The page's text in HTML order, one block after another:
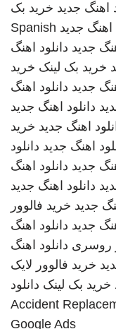
اهنگ جدید خرید بک
اهنگ جدید Spanish
جدید دانلود اهنگ
خرید بک لینک خرید
جدید دانلود اهنگ
دانلود اهنگ جدید
اهنگ جدید خرید
اهنگ جدید دانلود
جدید دانلود اهنگ
دانلود اهنگ جدید
جدید خرید فالوور
جدید دانلود اهنگ
روسری دانلود اهنگ
خرید فالوور لایک
خرید بک لینک دانلود
Accident
Google Ads